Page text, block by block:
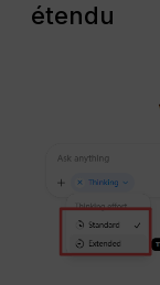
étendu